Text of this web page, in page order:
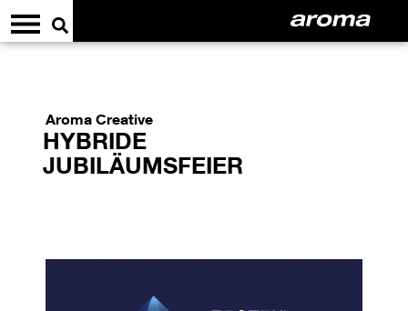
Aroma Creative
HYBRIDE
JUBILÄUMSFEIER